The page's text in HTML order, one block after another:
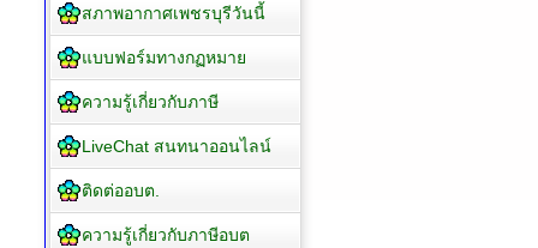
สภาพอากาศเพชรบุรีวันนี้
แบบฟอร์มทางกฏหมาย
ความรู้เกี่ยวกับภาษี
LiveChat สนทนาออนไลน์
ติดต่ออบต.
ความรู้เกี่ยวกับภาษีอบต